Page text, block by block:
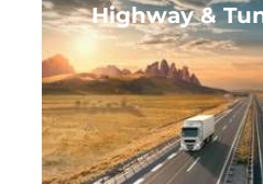
Highway &